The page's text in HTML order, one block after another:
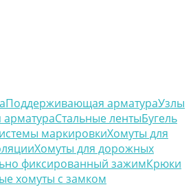
Поддерживающая арматураУзлы
Стальные лентыБугель
маркировкиХомуты для
Хомуты для дорожных
фиксированный зажимКрюки
хомуты с замком